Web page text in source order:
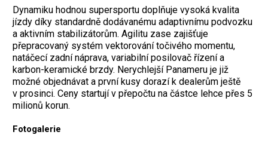
Dynamiku hodnou supersportu doplňuje vysoká kvalita
jízdy díky standardně dodávanému adaptivnímu podvozku
a aktivním stabilizátorům. Agilitu zase zajišťuje
přepracovaný systém vektorování točivého momentu,
natáčecí zadní náprava, variabilní posilovač řízení a
karbon-keramické brzdy. Nerychlejší Panameru je již
možné objednávat a první kusy dorazí k dealerům ještě
v prosinci. Ceny startují v přepočtu na částce lehce přes 5
milionů korun.
Fotogalerie